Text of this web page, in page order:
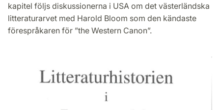
kapitel följs diskussionerna i USA om det västerländska
litteraturarvet med Harold Bloom som den kändaste
förespråkaren för ”the Western Canon”.